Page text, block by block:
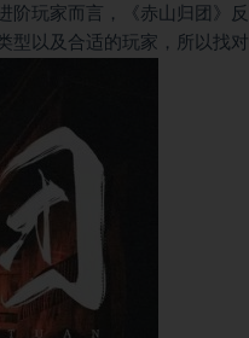
玩家而言，《赤山归团》
以及合适的玩家，所以找